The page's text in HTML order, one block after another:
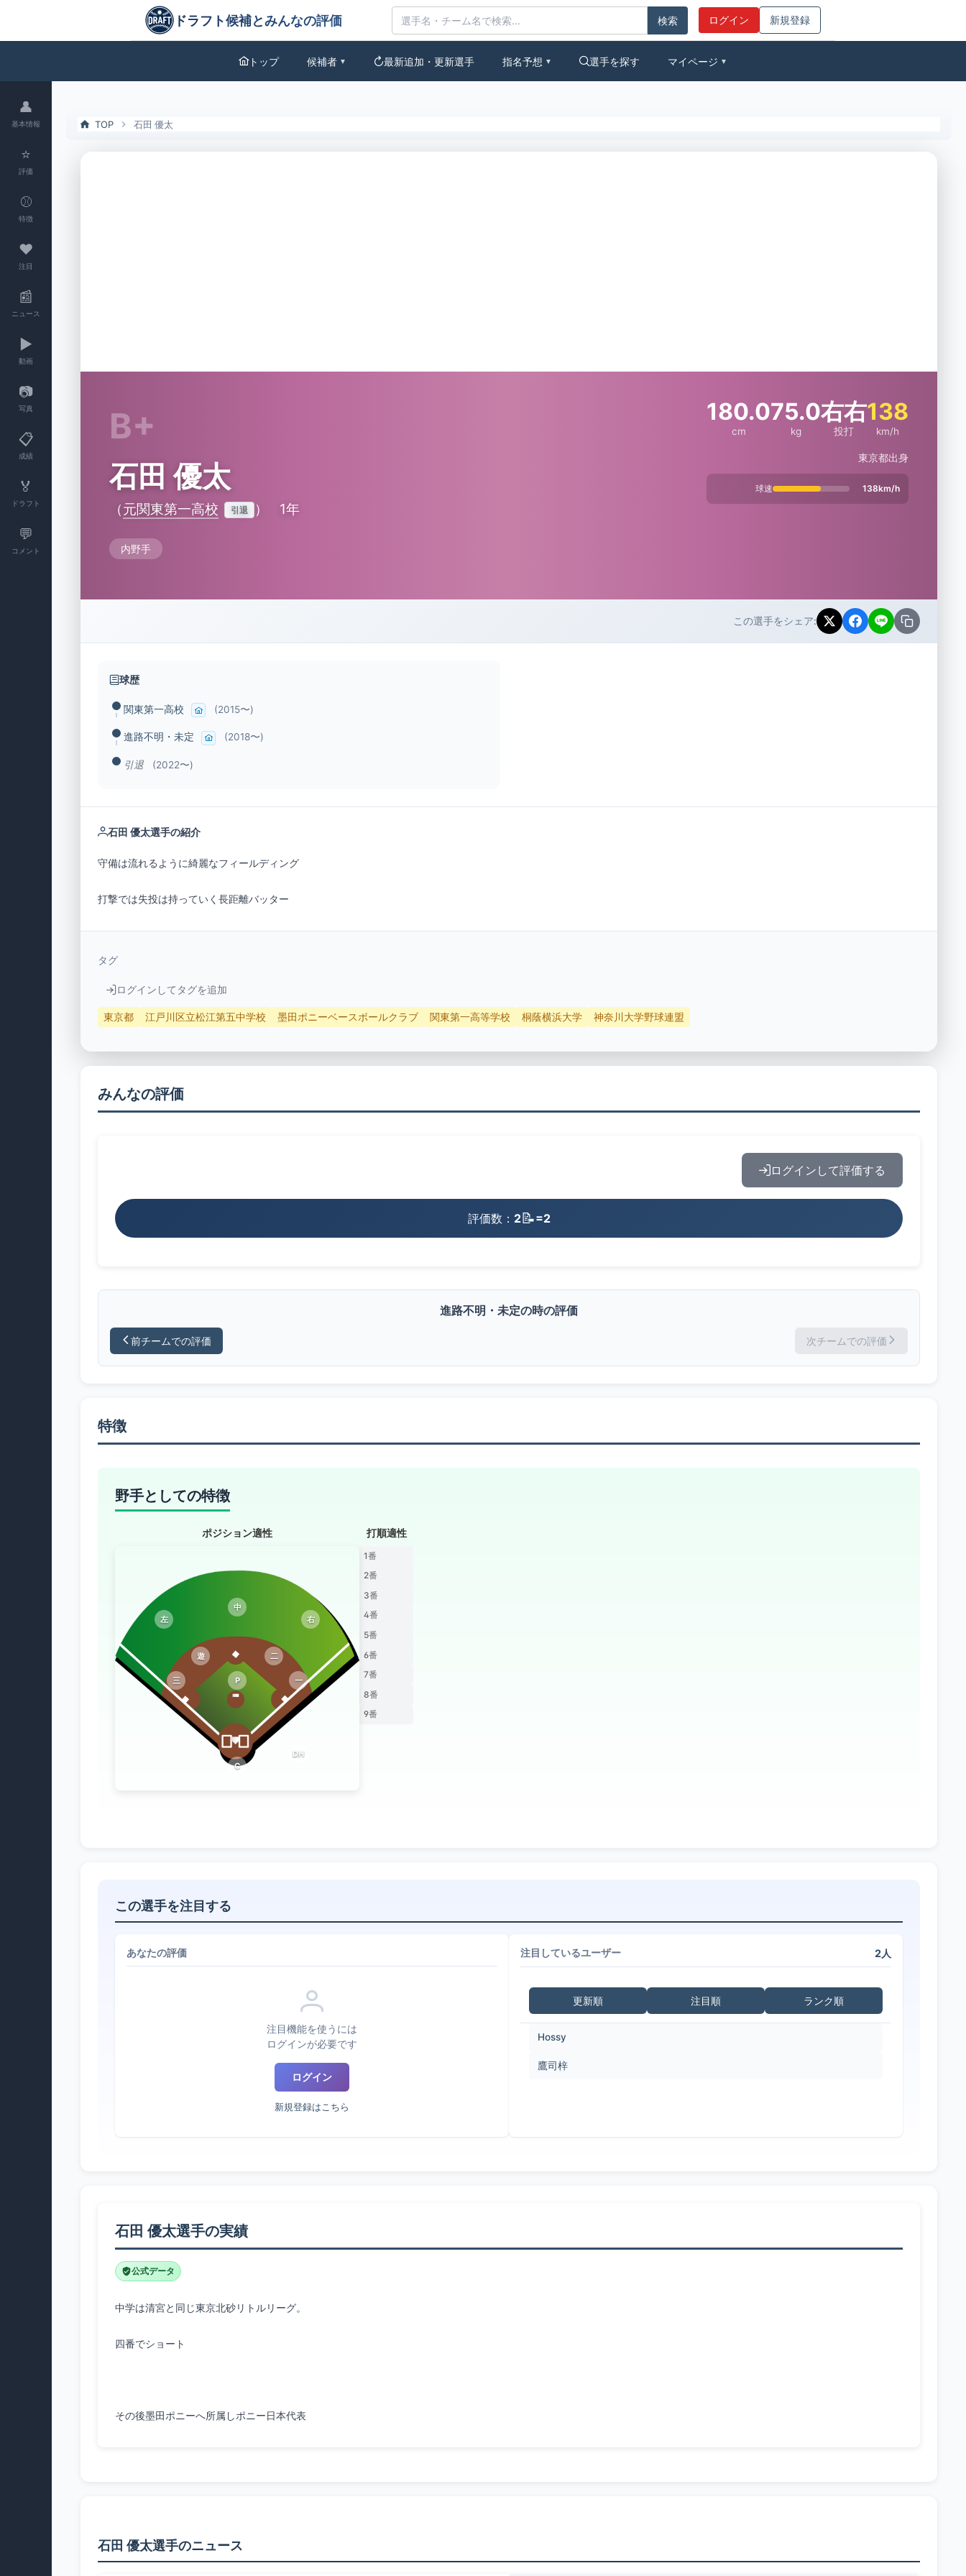
石田 優太（元関東第一高校）の特徴とドラフト評価 | ドラフト候補とみんなの評価
ドラフト候補とみんなの評価
ログイン 新規登録
トップ 候補者 ▼ 最新追加・更新選手 指名予想 ▼ 選手を探す マイページ ▼
👤
基本情報
⭐
評価
⚾
特徴
❤
注目
📰
ニュース
▶️
動画
📷
写真
📋
成績
🏅
ドラフト
💬
コメント
TOP 石田 優太
B+
石田 優太
（元関東第一高校 引退 ） 1年
内野手
180.0
cm
75.0
kg
右右
投打
138
km/h
東京都出身
球速 138km/h
この選手をシェア:
球歴
関東第一高校 (2015〜)
進路不明・未定 (2018〜)
引退 (2022〜)
石田 優太選手の紹介
打撃では失投は持っていく長距離バッター
タグ
ログインしてタグを追加
東京都 江戸川区立松江第五中学校 墨田ポニーベースボールクラブ 関東第一高等学校 桐蔭横浜大学 神奈川大学野球連盟
みんなの評価
ログインして評価する
評価数： 2📝=2
進路不明・未定の時の評価
前チームでの評価 次チームでの評価
特徴
野手としての特徴
ポジション適性
P
C
一
二
三
遊
左
中
右
DH
打順適性
1番
2番
3番
4番
5番
6番
7番
8番
9番
この選手を注目する
あなたの評価
注目機能を使うには
ログインが必要です
ログイン
新規登録はこちら
注目しているユーザー 2人
更新順 注目順 ランク順
Hossy
鷹司梓
石田 優太選手の実績
公式データ
その後墨田ポニーへ所属しポニー日本代表
石田 優太選手のニュース